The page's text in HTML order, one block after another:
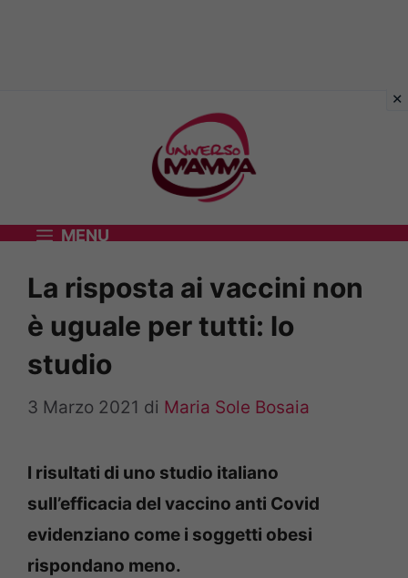
MENU
La risposta ai vaccini non
è uguale per tutti: lo
studio
3 Marzo 2021 di Maria Sole Bosaia
I risultati di uno studio italiano
sull’efficacia del vaccino anti Covid
evidenziano come i soggetti obesi
rispondano meno.